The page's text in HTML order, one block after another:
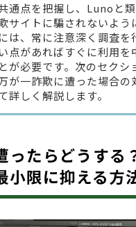
通点を把握し、Lunoと類
サイトに騙されないよう
は、常に注意深く調査を
点があればすぐに利用を
が必要です。次のセクシ
が一詐欺に遭った場合の
詳しく解説します。
ったらどうする
小限に抑える方